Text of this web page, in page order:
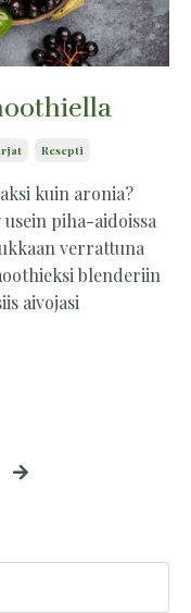
Resepti
kuin aronia?
piha-aidoissa
verrattuna
blenderiin
aivojasi